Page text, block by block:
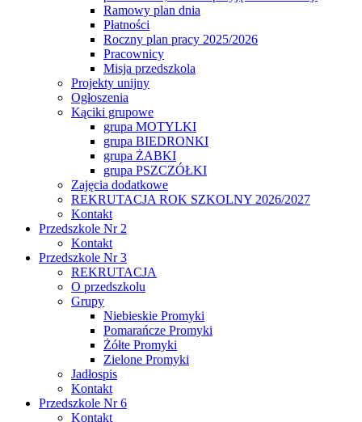
Ramowy plan dnia
Płatności
Roczny plan pracy 2025/2026
Pracownicy
Misja przedszkola
Projekty unijny
Ogłoszenia
Kąciki grupowe
grupa MOTYLKI
grupa BIEDRONKI
grupa ŻABKI
grupa PSZCZÓŁKI
Zajęcia dodatkowe
REKRUTACJA ROK SZKOLNY 2026/2027
Kontakt
Przedszkole Nr 2
Kontakt
Przedszkole Nr 3
REKRUTACJA
O przedszkolu
Grupy
Niebieskie Promyki
Pomarańcze Promyki
Żółte Promyki
Zielone Promyki
Jadłospis
Kontakt
Przedszkole Nr 6
Kontakt